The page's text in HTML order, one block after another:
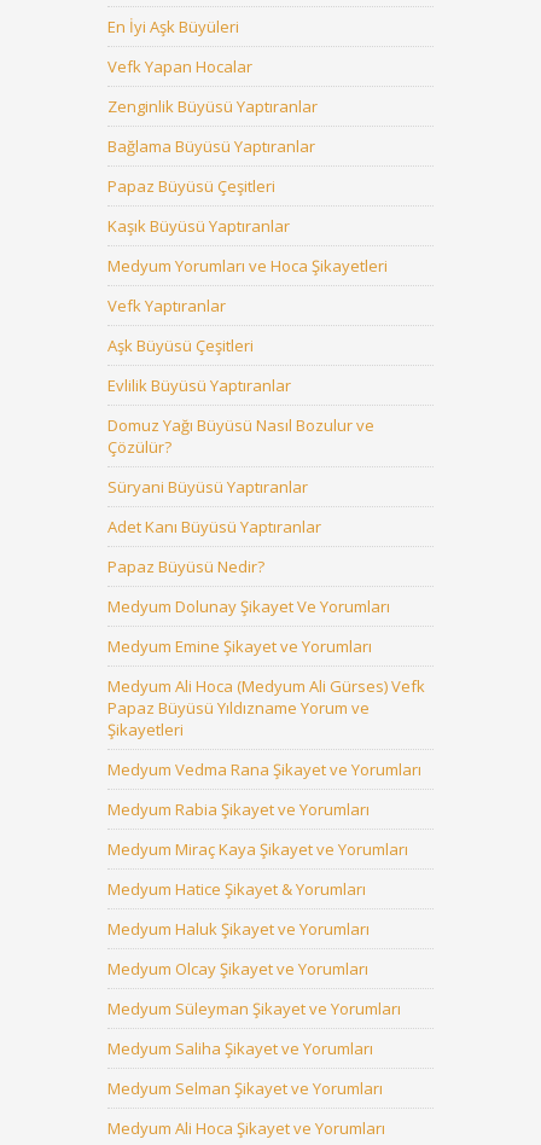
En İyi Aşk Büyüleri
Vefk Yapan Hocalar
Zenginlik Büyüsü Yaptıranlar
Bağlama Büyüsü Yaptıranlar
Papaz Büyüsü Çeşitleri
Kaşık Büyüsü Yaptıranlar
Medyum Yorumları ve Hoca Şikayetleri
Vefk Yaptıranlar
Aşk Büyüsü Çeşitleri
Evlilik Büyüsü Yaptıranlar
Domuz Yağı Büyüsü Nasıl Bozulur ve
Çözülür?
Süryani Büyüsü Yaptıranlar
Adet Kanı Büyüsü Yaptıranlar
Papaz Büyüsü Nedir?
Medyum Dolunay Şikayet Ve Yorumları
Medyum Emine Şikayet ve Yorumları
Medyum Ali Hoca (Medyum Ali Gürses) Vefk
Papaz Büyüsü Yıldızname Yorum ve
Şikayetleri
Medyum Vedma Rana Şikayet ve Yorumları
Medyum Rabia Şikayet ve Yorumları
Medyum Miraç Kaya Şikayet ve Yorumları
Medyum Hatice Şikayet & Yorumları
Medyum Haluk Şikayet ve Yorumları
Medyum Olcay Şikayet ve Yorumları
Medyum Süleyman Şikayet ve Yorumları
Medyum Saliha Şikayet ve Yorumları
Medyum Selman Şikayet ve Yorumları
Medyum Ali Hoca Şikayet ve Yorumları